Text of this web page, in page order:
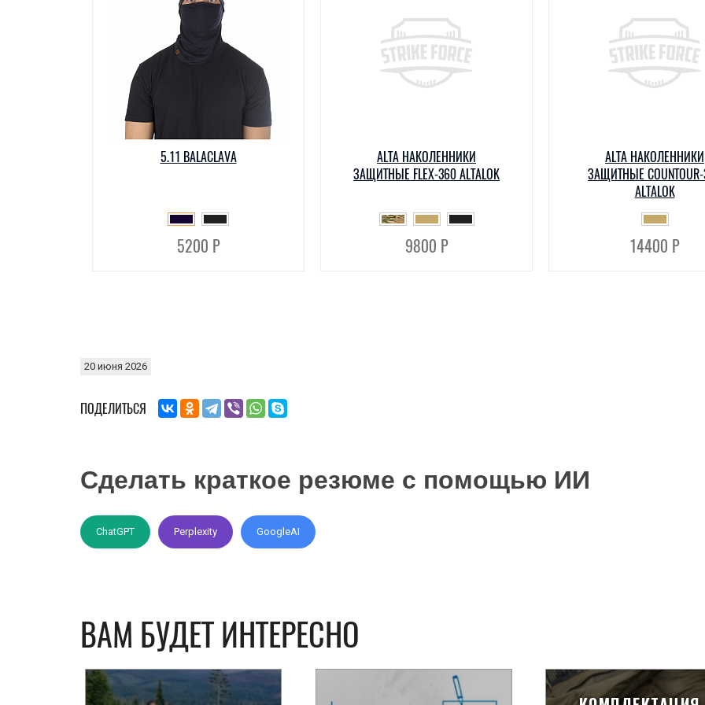
5.11 BALACLAVA
5200 Р
ALTA НАКОЛЕННИКИ
ЗАЩИТНЫЕ FLEX-360 ALTALOK
9800 Р
ALTA НАКОЛЕННИКИ
ЗАЩИТНЫЕ
ALTALOK
14400 Р
20 июня 2026
ПОДЕЛИТЬСЯ
Сделать краткое резюме с помощью ИИ
ChatGPT Perplexity GoogleAI
ВАМ БУДЕТ ИНТЕРЕСНО